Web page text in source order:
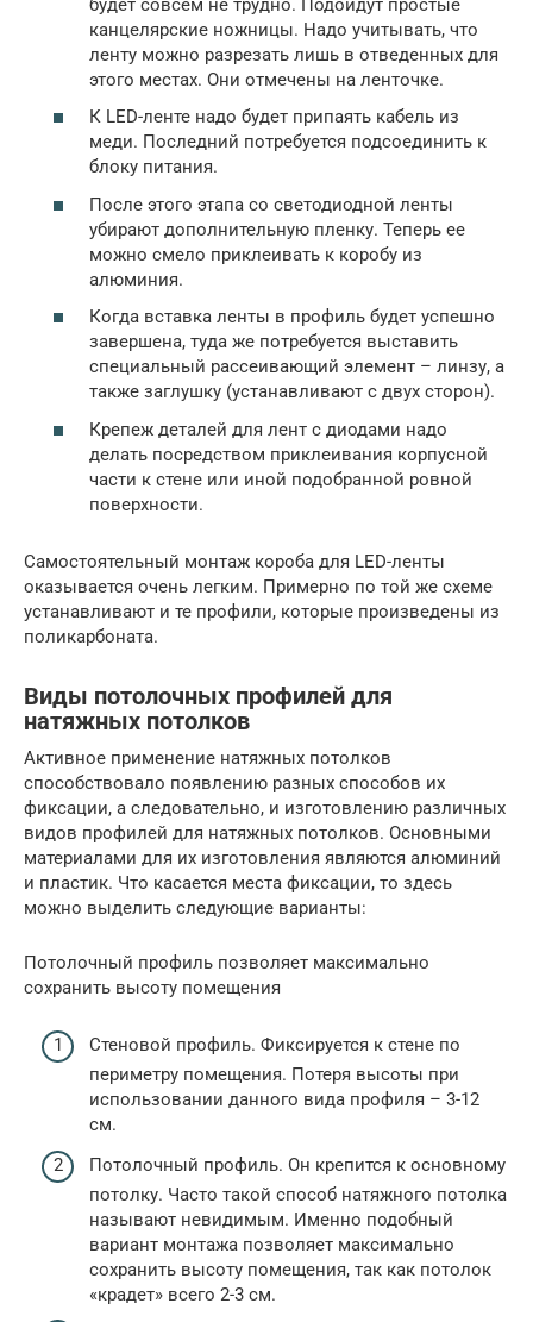
будет совсем не трудно. Подойдут простые
канцелярские ножницы. Надо учитывать, что
ленту можно разрезать лишь в отведенных для
этого местах. Они отмечены на ленточке.
К LED-ленте надо будет припаять кабель из
меди. Последний потребуется подсоединить к
блоку питания.
После этого этапа со светодиодной ленты
убирают дополнительную пленку. Теперь ее
можно смело приклеивать к коробу из
алюминия.
Когда вставка ленты в профиль будет успешно
завершена, туда же потребуется выставить
специальный рассеивающий элемент – линзу, а
также заглушку (устанавливают с двух сторон).
Крепеж деталей для лент с диодами надо
делать посредством приклеивания корпусной
части к стене или иной подобранной ровной
поверхности.
Самостоятельный монтаж короба для LED-ленты
оказывается очень легким. Примерно по той же схеме
устанавливают и те профили, которые произведены из
поликарбоната.
Виды потолочных профилей для
натяжных потолков
Активное применение натяжных потолков
способствовало появлению разных способов их
фиксации, а следовательно, и изготовлению различных
видов профилей для натяжных потолков. Основными
материалами для их изготовления являются алюминий
и пластик. Что касается места фиксации, то здесь
можно выделить следующие варианты:
Потолочный профиль позволяет максимально
сохранить высоту помещения
Стеновой профиль. Фиксируется к стене по
периметру помещения. Потеря высоты при
использовании данного вида профиля – 3-12
см.
Потолочный профиль. Он крепится к основному
потолку. Часто такой способ натяжного потолка
называют невидимым. Именно подобный
вариант монтажа позволяет максимально
сохранить высоту помещения, так как потолок
«крадет» всего 2-3 см.